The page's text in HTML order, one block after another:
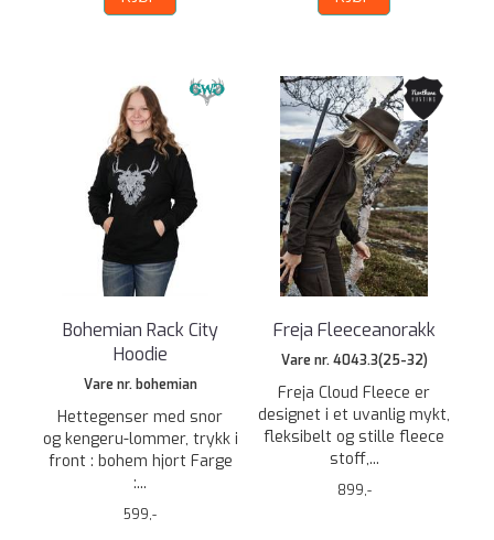
Bohemian Rack City
Hoodie
Vare nr. bohemian
Hettegenser med snor
og kengeru-lommer, trykk i
front : bohem hjort Farge
:...
599,-
Freja Fleeceanorakk
Vare nr. 4043.3(25-32)
Freja Cloud Fleece er
designet i et uvanlig mykt,
fleksibelt og stille fleece
stoff,...
899,-